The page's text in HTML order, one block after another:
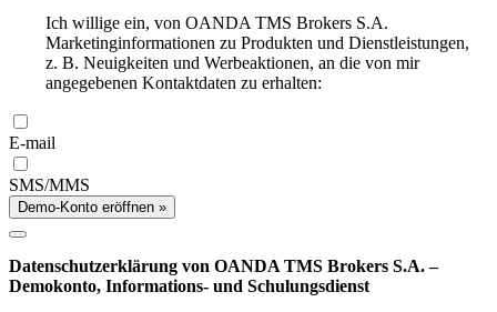
Ich willige ein, von OANDA TMS Brokers S.A.
Marketinginformationen zu Produkten und Dienstleistungen,
z. B. Neuigkeiten und Werbeaktionen, an die von mir
angegebenen Kontaktdaten zu erhalten:
E-mail
SMS/MMS
Demo-Konto eröffnen »
Datenschutzerklärung von OANDA TMS Brokers S.A. –
Demokonto, Informations- und Schulungsdienst